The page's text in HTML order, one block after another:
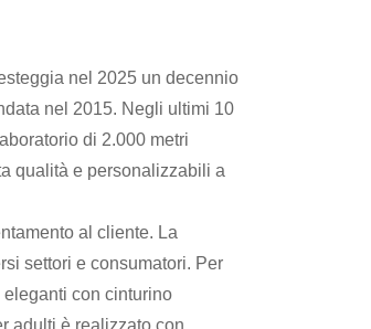
nel 2025 un decennio
nel 2015. Negli ultimi 10
di 2.000 metri
qualità e personalizzabili a
al cliente. La
settori e consumatori. Per
con cinturino
adulti è realizzato con